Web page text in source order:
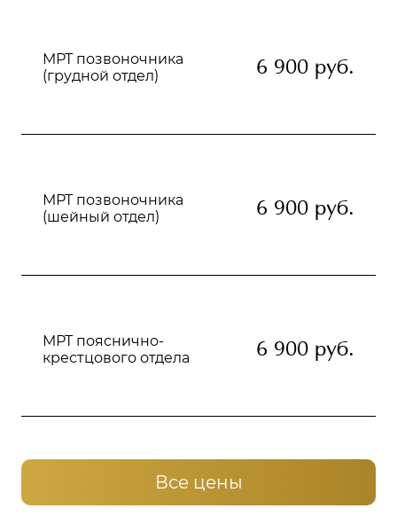
МРТ позвоночника
(грудной отдел)
6 900 руб.
МРТ позвоночника
(шейный отдел)
6 900 руб.
МРТ пояснично-
крестцового отдела
6 900 руб.
Все цены